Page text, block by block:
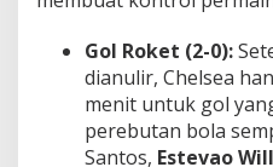
Gol Roket (2-0):
dianulir, Chelsea
menit untuk gol
perebutan bola
Santos, Estevao